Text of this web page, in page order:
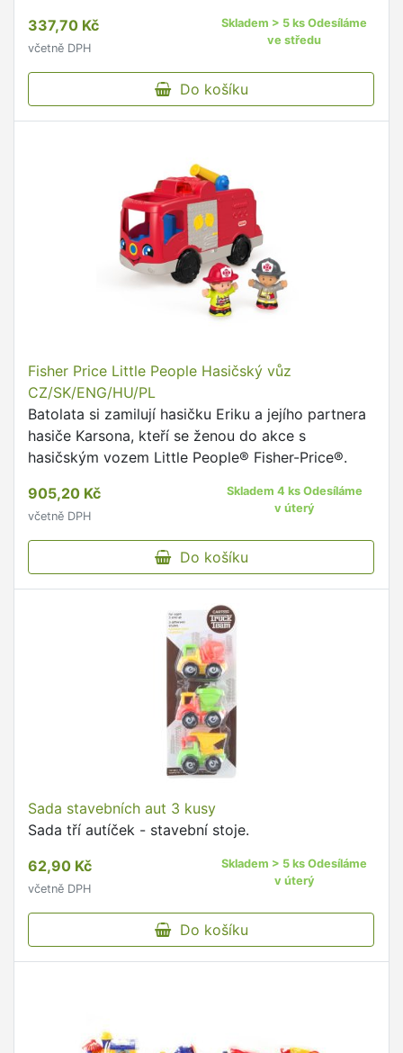
simulaci záchranných akcí, kdy děti rozvíjí svoji
představivost.
337,70 Kč
včetně DPH
Skladem > 5 ks Odesíláme
ve středu
Do košíku
Fisher Price Little People Hasičský vůz
CZ/SK/ENG/HU/PL
Batolata si zamilují hasičku Eriku a jejího partnera
hasiče Karsona, kteří se ženou do akce s
hasičským vozem Little People® Fisher-Price®.
905,20 Kč
včetně DPH
Skladem 4 ks Odesíláme
v úterý
Do košíku
Sada stavebních aut 3 kusy
Sada tří autíček - stavební stoje.
62,90 Kč
včetně DPH
Skladem > 5 ks Odesíláme
v úterý
Do košíku